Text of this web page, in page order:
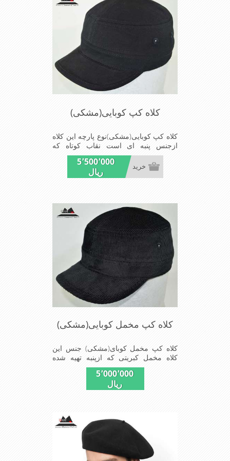
کلاه کپ کوبایی(مشکی)
کلاه کپ کوبایی(مشکی)نوع پارچه این کلاه
ازجنس پنبه ای است نقاب کوتاه که
مناسب این شکل ازکلاه است شیک
ومناسب افراد خوش پوش جنس
عالی,دوخت مناسب,سبکی,خوش فرمی
5٬500٬000
ریال
خرید
کلاه کپ مخمل کوبایی(مشکی)
کلاه کپ مخمل کوبای(مشکی) جنس این
کلاه مخمل کبریتی که ازپنبه تهیه شده
بسیار سبک و خوش فرم که بر روی سر به
طور کامل می نشیند5٬000٬000
ریال